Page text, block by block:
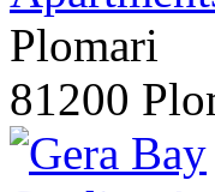
Plomari
81200